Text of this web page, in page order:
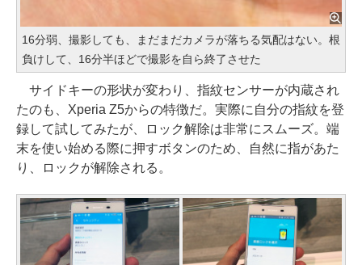
16分弱、撮影しても、まだまだカメラが落ちる気配はない。根
負けして、16分半ほどで撮影を自ら終了させた
サイドキーの形状が変わり、指紋センサーが内蔵され
たのも、Xperia Z5からの特徴だ。実際に自分の指紋を登
録して試してみたが、ロック解除は非常にスムーズ。端
末を使い始める際に押すボタンのため、自然に指があた
り、ロックが解除される。